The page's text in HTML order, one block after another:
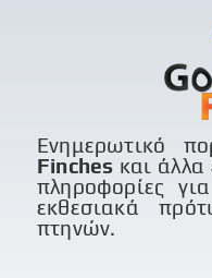
Ενημερωτικό
Finches και άλλα
πληροφορίες
εκθεσιακά
πτηνών.